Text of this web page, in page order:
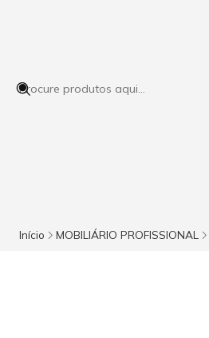
Início MOBILIÁRIO PROFISSIONAL